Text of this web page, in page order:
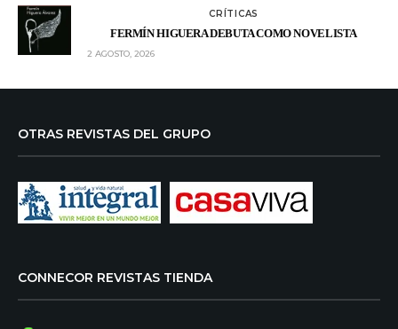
CRÍTICAS
FERMÍN HIGUERA DEBUTA COMO NOVELISTA
2 AGOSTO, 2026
OTRAS REVISTAS DEL GRUPO
CONNECOR REVISTAS TIENDA